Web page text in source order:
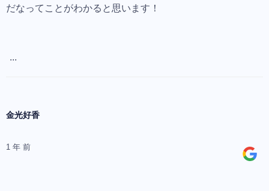
だなってことがわかると思います！
...
金光好香
1 年 前